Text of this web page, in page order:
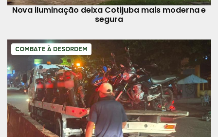
Nova iluminação deixa Cotijuba mais moderna e
segura
COMBATE À DESORDEM